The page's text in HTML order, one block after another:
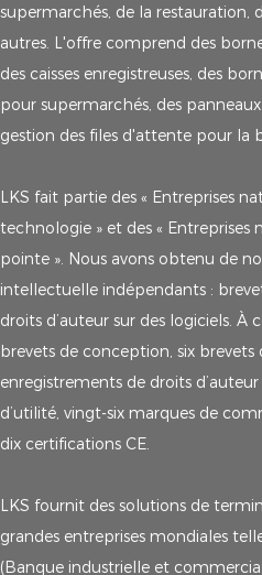
supermarchés, de la restauration,
autres. L'offre comprend des
des caisses enregistreuses, des
pour supermarchés, des
gestion des files d'attente pour la
LKS fait partie des « Entreprises
technologie » et des « Entreprises
pointe ». Nous avons obtenu de
intellectuelle indépendants :
droits d’auteur sur des logiciels.
brevets de conception, six brevets
enregistrements de droits
d’utilité, vingt-six marques de
dix certifications CE.
LKS fournit des solutions de
grandes entreprises mondiales
(Banque industrielle et